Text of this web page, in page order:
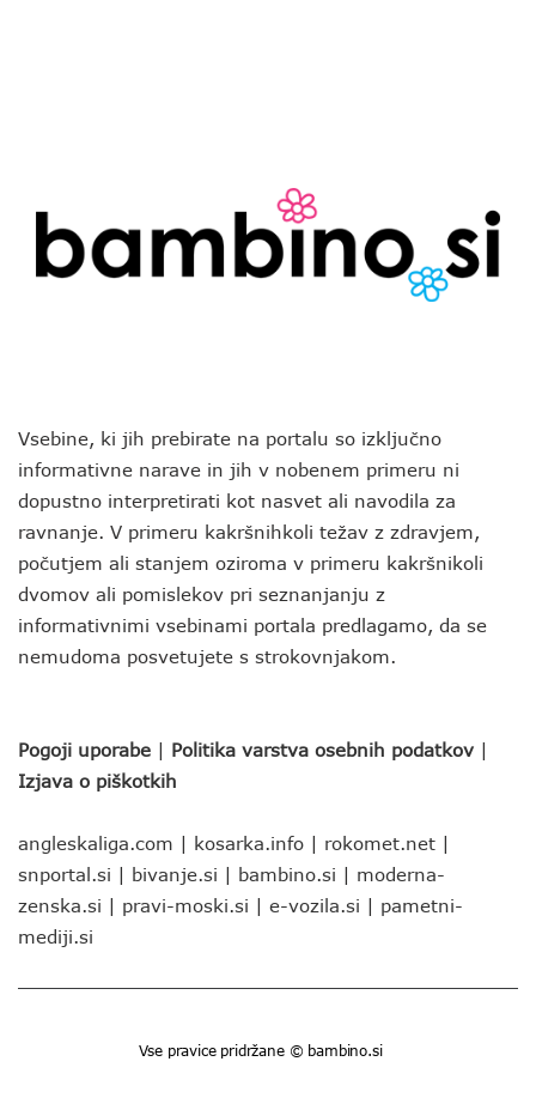
Vsebine, ki jih prebirate na portalu so izključno
informativne narave in jih v nobenem primeru ni
dopustno interpretirati kot nasvet ali navodila za
ravnanje. V primeru kakršnihkoli težav z zdravjem,
počutjem ali stanjem oziroma v primeru kakršnikoli
dvomov ali pomislekov pri seznanjanju z
informativnimi vsebinami portala predlagamo, da se
nemudoma posvetujete s strokovnjakom.
Pogoji uporabe | Politika varstva osebnih podatkov |
Izjava o piškotkih
angleskaliga.com | kosarka.info | rokomet.net |
snportal.si | bivanje.si | bambino.si | moderna-
zenska.si | pravi-moski.si | e-vozila.si | pametni-
mediji.si
Vse pravice pridržane © bambino.si